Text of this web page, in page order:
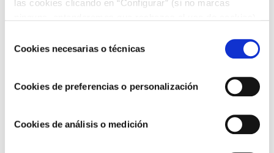
las cookies clicando en “Configurar” (si no marcas
COOKIES.
deCookies necesarias o técnicas
Cookies de preferencias o personalización
Cookies de análisis o medición